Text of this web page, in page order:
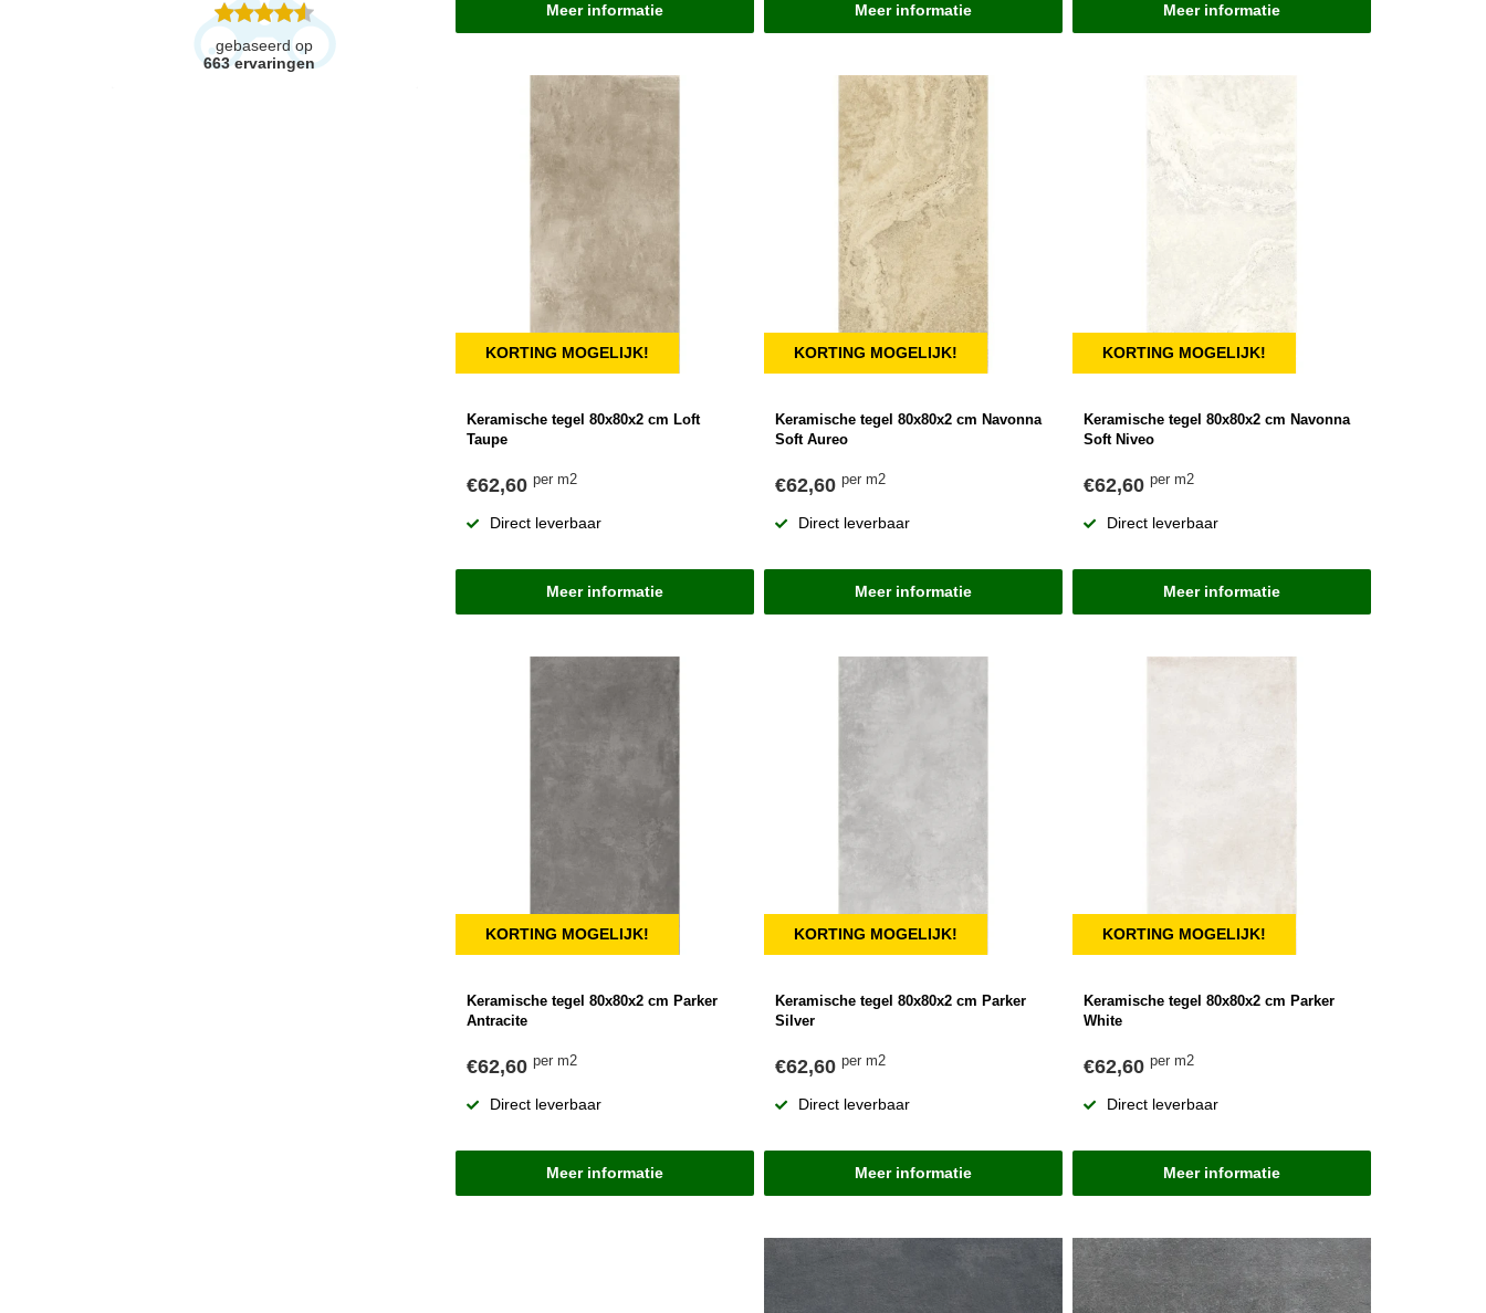
gebaseerd op
663 ervaringen
Meer informatie Meer informatie Meer informatie
KORTING MOGELIJK!
Keramische tegel 80x80x2 cm Loft
Taupe
€62,60 per m2
Direct leverbaar
Meer informatie
KORTING MOGELIJK!
Keramische tegel 80x80x2 cm Navonna
Soft Aureo
€62,60 per m2
Direct leverbaar
Meer informatie
KORTING MOGELIJK!
Keramische tegel 80x80x2 cm Navonna
Soft Niveo
€62,60 per m2
Direct leverbaar
Meer informatie
KORTING MOGELIJK!
Keramische tegel 80x80x2 cm Parker
Antracite
€62,60 per m2
Direct leverbaar
Meer informatie
KORTING MOGELIJK!
Keramische tegel 80x80x2 cm Parker
Silver
€62,60 per m2
Direct leverbaar
Meer informatie
KORTING MOGELIJK!
Keramische tegel 80x80x2 cm Parker
White
€62,60 per m2
Direct leverbaar
Meer informatie